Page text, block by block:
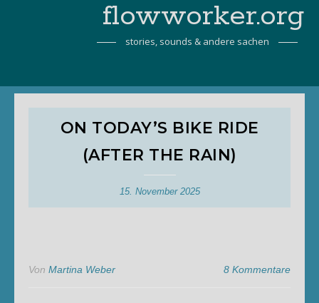
flowworker.org
stories, sounds & andere sachen
ON TODAY’S BIKE RIDE
(AFTER THE RAIN)
15. November 2025
Von Martina Weber 8 Kommentare